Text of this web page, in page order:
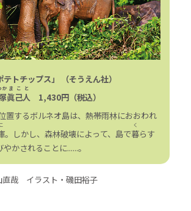
テトチップス」 （そうえん社）
か
眞
ま
己
こ
人
と
1,430円（税込）
置するボルネオ島は、熱帯雨林におおわれ
こ
。しかし、森林破壊によって、島で暮
く
らす
かされることに......。
直哉 イラスト・磯田裕子